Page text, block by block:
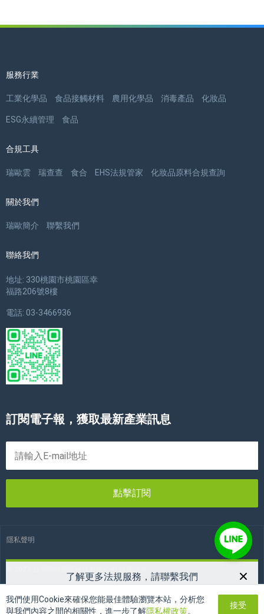
了解更多法規服務，請聯繫我們
電話： 03-3466936
郵箱： twreach24h@reach24h.com
服務行業
工業化學品 食品接觸材料 農用化學品 消毒產品 化妝品
ESG永續管理 食品
合規工具
瑞歐雲 瑞查查 食合 EHS法規管家 化妝品原料合規查詢
關於我們
瑞歐簡介 聯繫我們
聯絡我們
地址: 330桃園市桃園區幸
福路206號8樓
電話: 03-3466936
訂閱電子報，獲取最新產業訊息
點擊訂閱
隱私聲明
我們使用Cookie來確保您能最佳體驗瀏覽本站，分析您
與我們內容之間的相關性，進一步了解隱私權政策。
接受